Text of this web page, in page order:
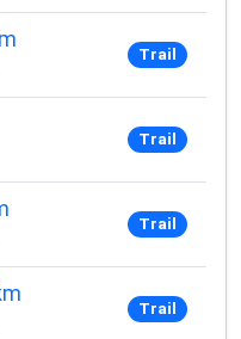
Trail
Trail
Trail
Trail